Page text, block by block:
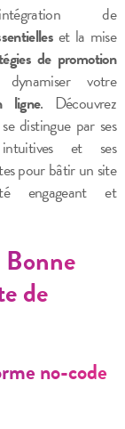
de
et la mise
de promotion
votre
ligne. Découvrez
distingue par ses
intuitives et ses
pour bâtir un site
engageant et
de
no-code